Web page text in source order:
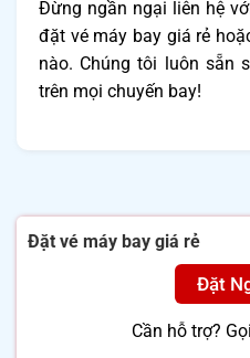
Đừng ngần ngại liên hệ
đặt vé máy bay giá rẻ
nào. Chúng tôi luôn sẵn
trên mọi chuyến bay!
Đặt vé máy bay giá rẻ
Đặt
Cần hỗ trợ?